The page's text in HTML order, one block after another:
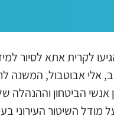
לקרית אתא לסיור
אלי אבוטבול, המשנה
אנשי הביטחון וההנהלה
השיטור העירוני